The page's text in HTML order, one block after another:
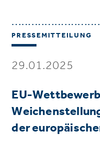
PRESSEMITTEILUNG
29.01.2025
EU-
der